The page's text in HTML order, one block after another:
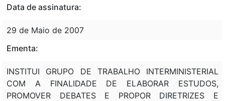
Data de assinatura:
29 de Maio de 2007
Ementa:
INSTITUI GRUPO DE TRABALHO INTERMINISTERIAL
COM A FINALIDADE DE ELABORAR ESTUDOS,
PROMOVER DEBATES E PROPOR DIRETRIZES E